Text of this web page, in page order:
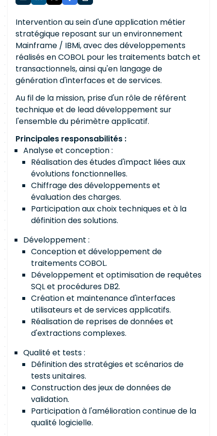
Intervention au sein d'une application métier
stratégique reposant sur un environnement
Mainframe / IBMi, avec des développements
réalisés en COBOL pour les traitements batch et
transactionnels, ainsi qu'en langage de
génération d'interfaces et de services.
Au fil de la mission, prise d'un rôle de référent
technique et de lead développement sur
l'ensemble du périmètre applicatif.
Principales responsabilités :
Analyse et conception :
Réalisation des études d'impact liées aux
évolutions fonctionnelles.
Chiffrage des développements et
évaluation des charges.
Participation aux choix techniques et à la
définition des solutions.
Développement :
Conception et développement de
traitements COBOL.
Développement et optimisation de requêtes
SQL et procédures DB2.
Création et maintenance d'interfaces
utilisateurs et de services applicatifs.
Réalisation de reprises de données et
d'extractions complexes.
Qualité et tests :
Définition des stratégies et scénarios de
tests unitaires.
Construction des jeux de données de
validation.
Participation à l'amélioration continue de la
qualité logicielle.